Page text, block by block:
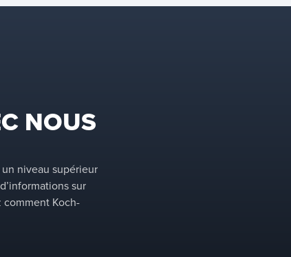
potentiel d’encrassement.
NOUS
niveau supérieur
sur
Koch-